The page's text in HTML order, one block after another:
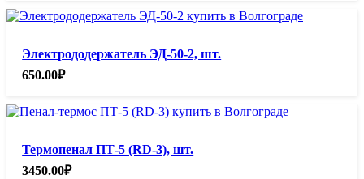
Электрододержатель ЭД-50-2, шт.
650.00₽
Термопенал ПТ-5 (RD-3), шт.
3450.00₽